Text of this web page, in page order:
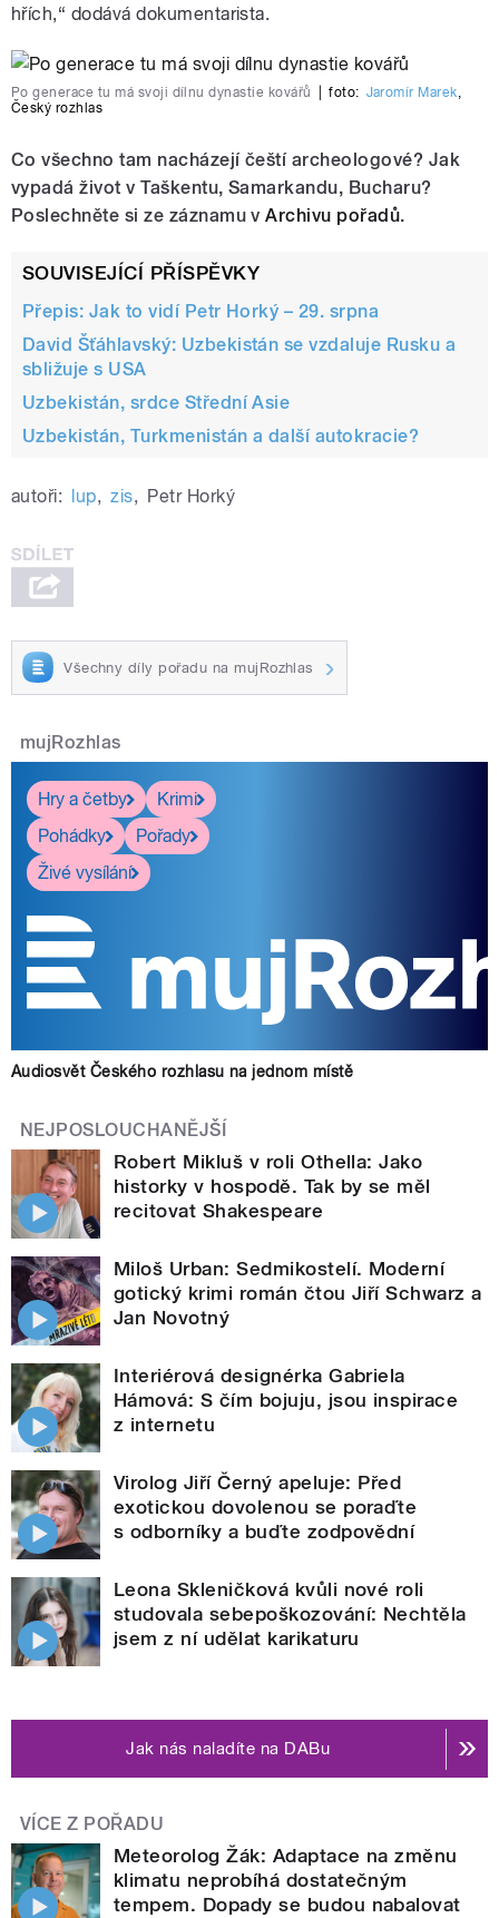
hřích,“ dodává dokumentarista.
Po generace tu má svoji dílnu dynastie kovářů foto: Jaromír Marek,
Český rozhlas
Co všechno tam nacházejí čeští archeologové? Jak
vypadá život v Taškentu, Samarkandu, Bucharu?
Poslechněte si ze záznamu vArchivu pořadů.
SOUVISEJÍCÍ PŘÍSPĚVKY
Přepis: Jak to vidí Petr Horký – 29. srpna
David Šťáhlavský: Uzbekistán se vzdaluje Rusku a
sbližuje s USA
Uzbekistán, srdce Střední Asie
Uzbekistán, Turkmenistán a další autokracie?
autoři: lup, zis, Petr Horký
Všechny díly pořadu na mujRozhlas
mujRozhlas
Hry a četby
Krimi
Pohádky
Pořady
Živé vysílání
Audiosvět Českého rozhlasu na jednom místě
NEJPOSLOUCHANĚJŠÍ
Robert Mikluš v roli Othella: Jako
historky v hospodě. Tak by se měl
recitovat Shakespeare
Miloš Urban: Sedmikostelí. Moderní
gotický krimi román čtou Jiří Schwarz a
Jan Novotný
Interiérová designérka Gabriela
Hámová: S čím bojuju, jsou inspirace
z internetu
Virolog Jiří Černý apeluje: Před
exotickou dovolenou se poraďte
s odborníky a buďte zodpovědní
Leona Skleničková kvůli nové roli
studovala sebepoškozování: Nechtěla
jsem z ní udělat karikaturu
Jak nás naladíte na DABu
VÍCE Z POŘADU
Meteorolog Žák: Adaptace na změnu
klimatu neprobíhá dostatečným
tempem. Dopady se budou nabalovat